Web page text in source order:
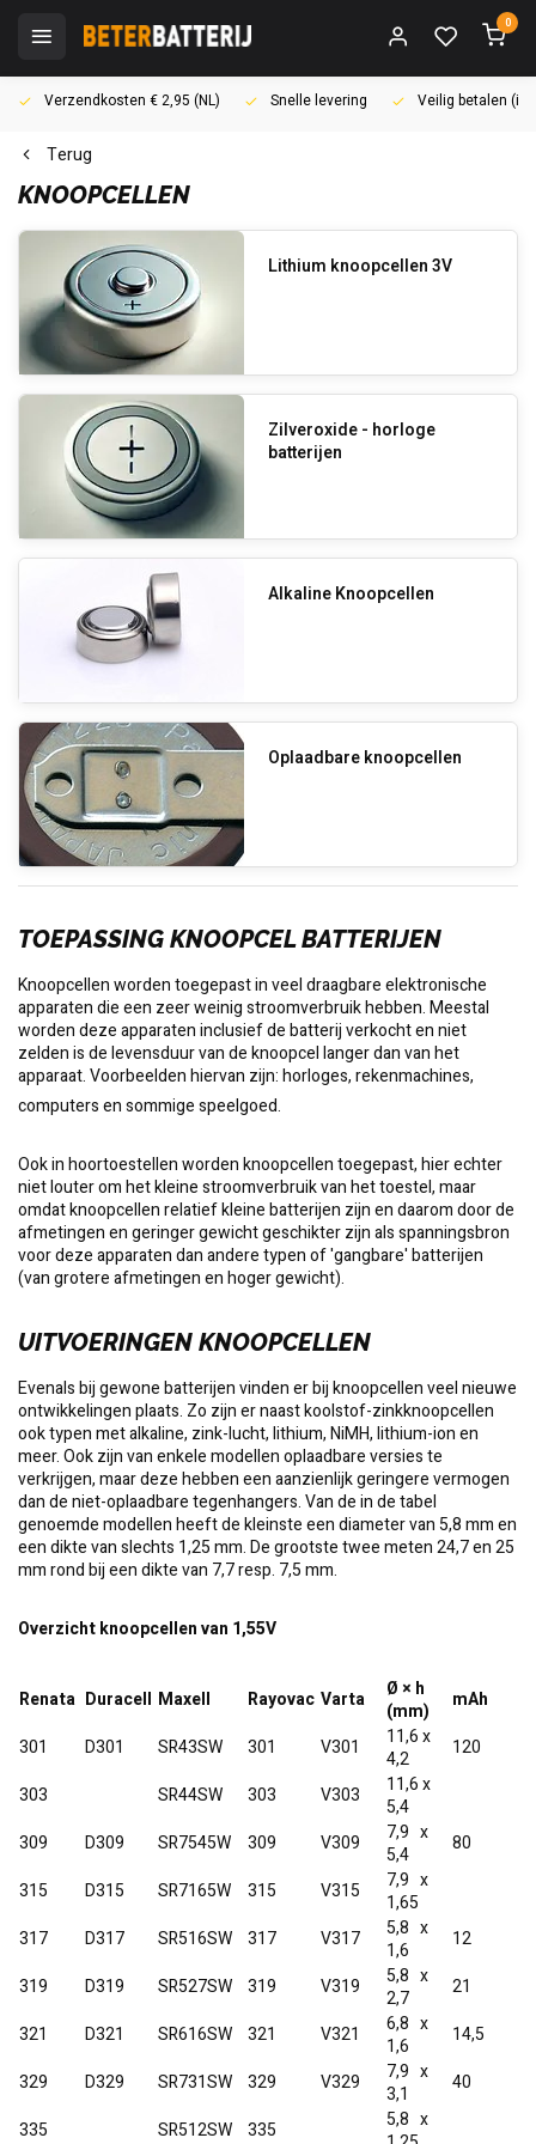
0
Verzendkosten € 2,95 (NL) Snelle levering Veilig betalen
Terug
KNOOPCELLEN
Lithium knoopcellen 3V
Zilveroxide - horloge
batterijen
Alkaline Knoopcellen
Oplaadbare knoopcellen
TOEPASSING KNOOPCEL BATTERIJEN
Knoopcellen worden toegepast in veel draagbare elektronische
apparaten die een zeer weinig stroomverbruik hebben. Meestal
worden deze apparaten inclusief de batterij verkocht en niet
zelden is de levensduur van de knoopcel langer dan van het
apparaat. Voorbeelden hiervan zijn: horloges, rekenmachines,
computersen sommige speelgoed.
Ook in hoortoestellen worden knoopcellen toegepast, hier echter
niet louter om het kleine stroomverbruik van het toestel, maar
omdat knoopcellen relatief kleine batterijen zijn en daarom door de
afmetingen en geringer gewicht geschikter zijn als spanningsbron
voor deze apparaten dan andere typen of 'gangbare' batterijen
(van grotere afmetingen en hoger gewicht).
UITVOERINGEN KNOOPCELLEN
Evenals bij gewone batterijen vinden er bij knoopcellen veel nieuwe
ontwikkelingen plaats. Zo zijn er naast koolstof-zinkknoopcellen
ook typen met alkaline, zink-lucht, lithium, NiMH, lithium-ion en
meer. Ook zijn van enkele modellen oplaadbare versies te
verkrijgen, maar deze hebben een aanzienlijk geringere vermogen
dan de niet-oplaadbare tegenhangers. Van de in de tabel
genoemde modellen heeft de kleinste een diameter van 5,8 mm en
een dikte van slechts 1,25 mm. De grootste twee meten 24,7 en 25
mm rond bij een dikte van 7,7 resp. 7,5 mm.
Overzicht knoopcellen van 1,55V
Renata Duracell Maxell Rayovac Varta
Ø × h
(mm)
mAh
301
D301 SR43SW 301 V301
11,6 x
4,2
120
303
SR44SW 303 V303
11,6 x
5,4
309
D309 SR7545W 309 V309
7,9 x
5,4
80
315
D315 SR7165W 315 V315
7,9 x
1,65
317
D317 SR516SW 317 V317
5,8 x
1,6
12
319
D319 SR527SW 319 V319
5,8 x
2,7
21
321
D321 SR616SW 321 V321
6,8 x
1,6
14,5
329
D329 SR731SW 329 V329
7,9 x
3,1
40
335
SR512SW 335
5,8 x